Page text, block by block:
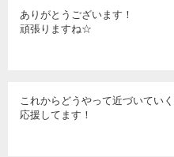
ありがとうございます！
頑張りますね☆
これからどうやって近づいてい
応援してます！